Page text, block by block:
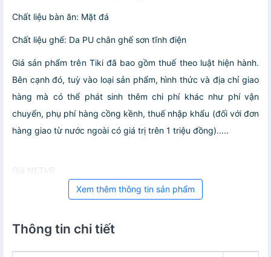
Chất liệu bàn ăn: Mặt đá
Chất liệu ghế: Da PU chân ghế sơn tĩnh điện
Giá sản phẩm trên Tiki đã bao gồm thuế theo luật hiện hành.
Bên cạnh đó, tuỳ vào loại sản phẩm, hình thức và địa chỉ giao
hàng mà có thể phát sinh thêm chi phí khác như phí vận
chuyển, phụ phí hàng cồng kềnh, thuế nhập khẩu (đối với đơn
hàng giao từ nước ngoài có giá trị trên 1 triệu đồng).....
Giá NETVR
Xem thêm thông tin sản phẩm
Thông tin chi tiết